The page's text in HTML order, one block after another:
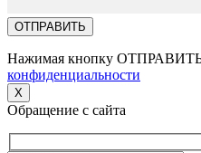
Нажимая кнопку ОТПРАВИТЬ
конфиденциальности
X
Обращение с сайта